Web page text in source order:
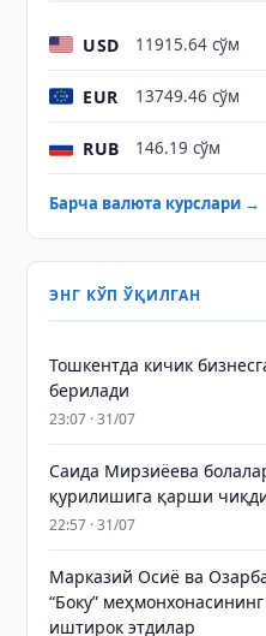
USD 11915.64 сўм
EUR 13749.46 сўм
RUB 146.19 сўм
Барча валюта курслари →
ЭНГ КЎП ЎҚИЛГАН
Тошкентда кичик
берилади
23:07 · 31/07
Саида Мирзиёева
қурилишига қарши
22:57 · 31/07
Марказий Осиё ва
“Боку”
иштирок этдилар